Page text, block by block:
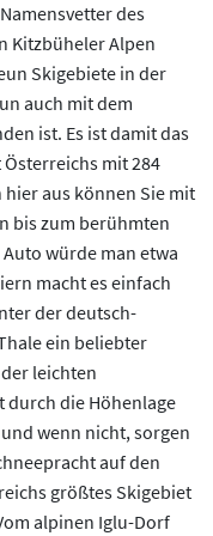
des
Kitzbüheler Alpen
Skigebiete in der
auch mit dem
ist. Es ist damit das
mit 284
aus können Sie mit
bis zum berühmten
würde man etwa
macht es einfach
der deutsch-
ein beliebter
leichten
durch die Höhenlage
wenn nicht, sorgen
auf den
größtes Skigebiet
alpinen Iglu-Dorf